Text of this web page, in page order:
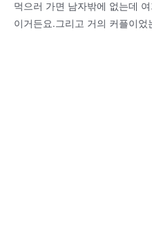
먹으러 가면 남자밖에 없는데
이거든요.그리고 거의 커플이었